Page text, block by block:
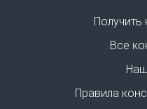
Получить
Все
Правила